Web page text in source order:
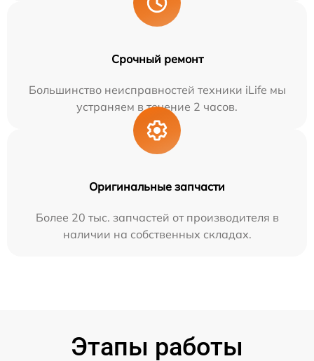
Срочный ремонт
Большинство неисправностей техники iLife мы
устраняем в течение 2 часов.
Оригинальные запчасти
Более 20 тыс. запчастей от производителя в
наличии на собственных складах.
Этапы работы